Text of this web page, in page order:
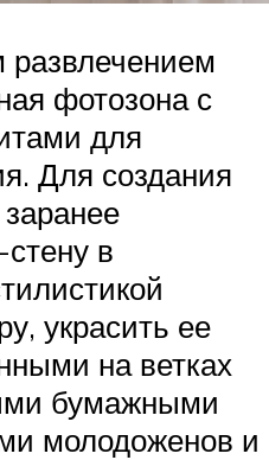
фотозона с
для
Для создания
в
украсить ее
на ветках
бумажными
молодоженов и